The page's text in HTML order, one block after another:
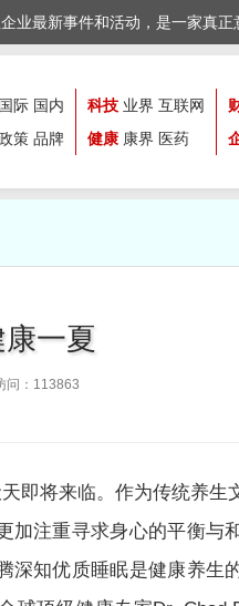
业最新事件和活动，是一家真
国际 国内
策 品牌
科技 业界 互联网
健康 康界 医药
一夏
：113863
即将来临。作为传统养生
注重寻求身心的平衡与
深知优质睡眠是健康养生